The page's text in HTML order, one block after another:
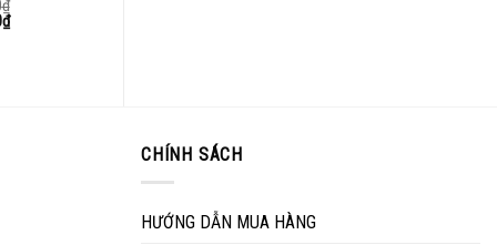
₫
₫
CHÍNH SÁCH
HƯỚNG DẪN MUA HÀNG